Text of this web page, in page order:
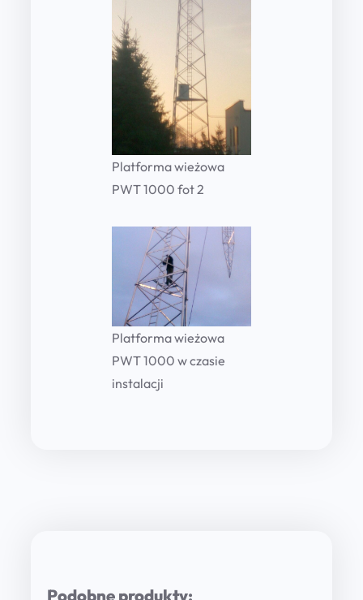
Platforma wieżowa
PWT 1000 fot 2
Platforma wieżowa
PWT 1000 w czasie
instalacji
Podobne produkty: